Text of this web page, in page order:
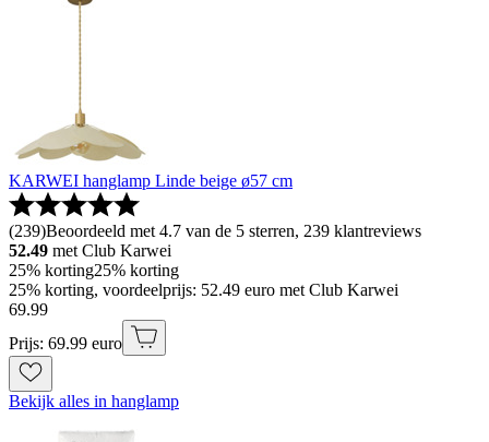
KARWEI hanglamp Linde beige ø57 cm
(239)Beoordeeld met 4.7 van de 5 sterren, 239 klantreviews
52.49 met Club Karwei
25% korting25% korting
25% korting, voordeelprijs: 52.49 euro met Club Karwei
69.99
Prijs: 69.99 euro
Bekijk alles in hanglamp